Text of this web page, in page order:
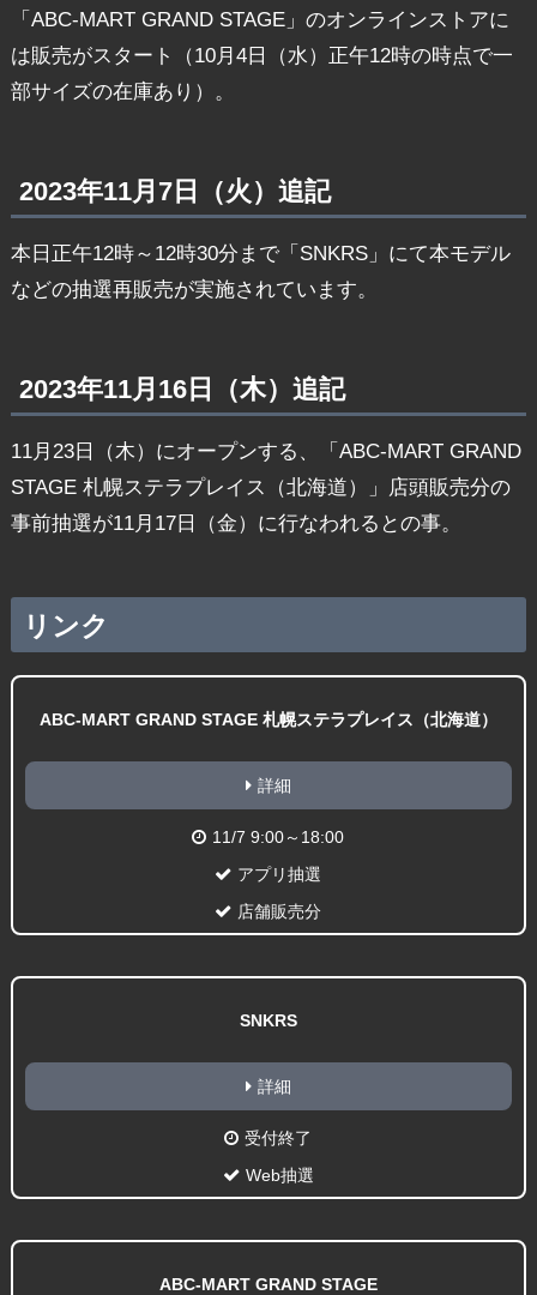
「ABC-MART GRAND STAGE」のオンラインストアに
は販売がスタート（10月4日（水）正午12時の時点で一
部サイズの在庫あり）。
2023年11月7日（火）追記
本日正午12時～12時30分まで「SNKRS」にて本モデル
などの抽選再販売が実施されています。
2023年11月16日（木）追記
11月23日（木）にオープンする、「ABC-MART GRAND
STAGE 札幌ステラプレイス（北海道）」店頭販売分の
事前抽選が11月17日（金）に行なわれるとの事。
リンク
ABC-MART GRAND STAGE 札幌ステラプレイス（北海道）
詳細
11/7 9:00～18:00
アプリ抽選
店舗販売分
SNKRS
詳細
受付終了
Web抽選
ABC-MART GRAND STAGE